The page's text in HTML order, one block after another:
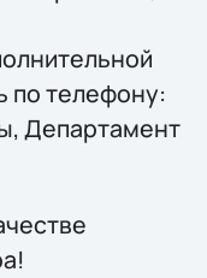
по телефону:
Департамент